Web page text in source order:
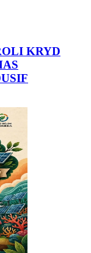
KRYD